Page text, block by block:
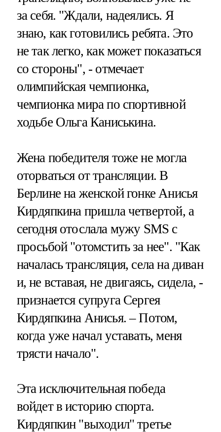
за себя. "Ждали, надеялись. Я
знаю, как готовились ребята. Это
не так легко, как может показаться
со стороны", - отмечает
олимпийская чемпионка,
чемпионка мира по спортивной
ходьбе Ольга Каниськина.
Жена победителя тоже не могла
оторваться от трансляции. В
Берлине на женской гонке Анисья
Кирдяпкина пришла четвертой, а
сегодня отослала мужу SMS с
просьбой "отомстить за нее". "Как
началась трансляция, села на диван
и, не вставая, не двигаясь, сидела, -
признается супруга Сергея
Кирдяпкина Анисья. – Потом,
когда уже начал уставать, меня
трясти начало".
Эта исключительная победа
войдет в историю спорта.
Кирдяпкин "выходил" третье